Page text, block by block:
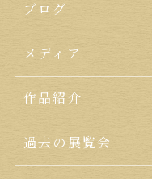
ブログ
メディア
作品紹介
過去の展覧会